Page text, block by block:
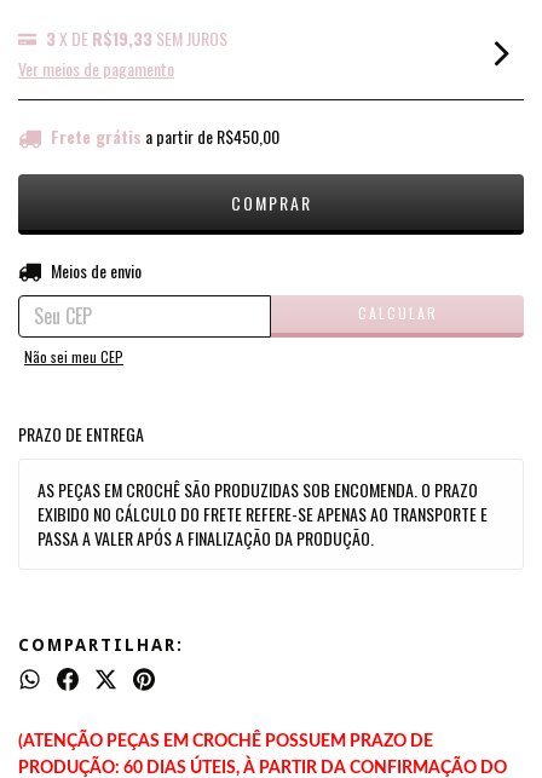
3X DE R$19,33 SEM JUROS
Ver meios de pagamento
Frete grátis a partir deR$450,00
Entregas para o CEP:
Meios de envio
CALCULAR
Não sei meu CEP
PRAZO DE ENTREGA
AS PEÇAS EM CROCHÊ SÃO PRODUZIDAS SOB ENCOMENDA. O PRAZO
EXIBIDO NO CÁLCULO DO FRETE REFERE-SE APENAS AO TRANSPORTE E
PASSA A VALER APÓS A FINALIZAÇÃO DA PRODUÇÃO.
COMPARTILHAR:
(ATENÇÃO PEÇAS EM CROCHÊ POSSUEM PRAZO DE
PRODUÇÃO: 60 DIAS ÚTEIS, À PARTIR DA CONFIRMAÇÃO DO